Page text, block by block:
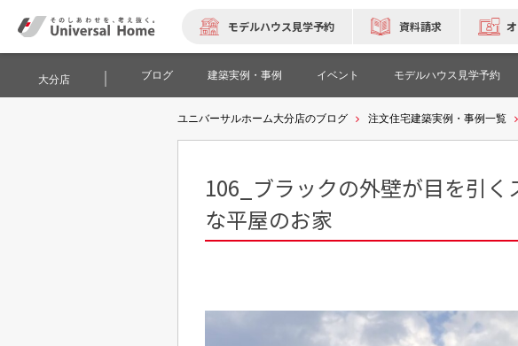
モデルハウス見学予約 資料請求
大分店 ブログ 建築実例・事例 イベント モデルハウス見学予約
ユニバーサルホーム大分店のブログ 注文住宅建築実例・事例一覧
106_ブラックの外壁が目を引く
な平屋のお家